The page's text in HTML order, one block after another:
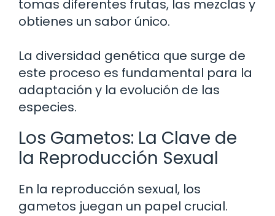
tomas diferentes frutas, las mezclas y
obtienes un sabor único.
La diversidad genética que surge de
este proceso es fundamental para la
adaptación y la evolución de las
especies.
Los Gametos: La Clave de
la Reproducción Sexual
En la reproducción sexual, los
gametos juegan un papel crucial.